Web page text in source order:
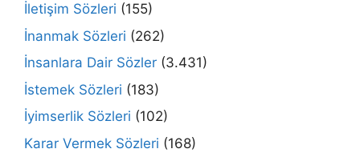
İletişim Sözleri (155)
İnanmak Sözleri (262)
İnsanlara Dair Sözler (3.431)
İstemek Sözleri (183)
İyimserlik Sözleri (102)
Karar Vermek Sözleri (168)